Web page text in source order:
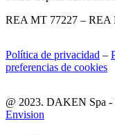
REA MT 77227 – REA
Política de privacidad –
preferencias de cookies
@ 2023. DAKEN Spa
Envision